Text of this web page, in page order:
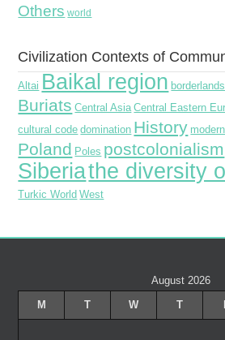
Others world
Civilization Contexts of
Altai Baikal region
Buriats Central Asia Central Eastern
cultural code domination History
Poland Poles postcolonialism
Siberiathe diversity
Turkic World West
August 2026
M
T W T